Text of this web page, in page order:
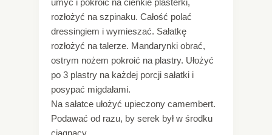
rozłożyć na szpinaku. Całość polać
dressingiem i wymieszać. Sałatkę
rozłożyć na talerze. Mandarynki obrać,
ostrym nożem pokroić na plastry. Ułożyć
po 3 plastry na każdej porcji sałatki i
posypać migdałami.
Na sałatce ułożyć upieczony camembert.
Podawać od razu, by serek był w środku
ciągnący.